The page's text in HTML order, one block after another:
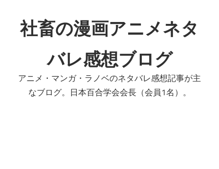
ン
テ
へ
社畜の漫画アニメネタ
バレ感想ブログ
アニメ・マンガ・ラノベのネタバレ感想記事が主
なブログ。日本百合学会会長（会員1名）。